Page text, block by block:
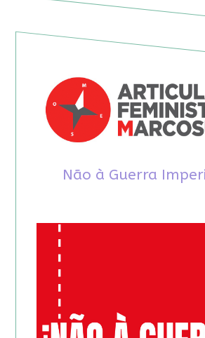
Não à Guerra